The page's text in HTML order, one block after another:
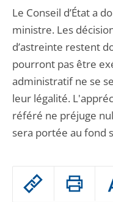
Passer
Le Conseil d’État a
ministre. Les
d’astreinte restent
pourront pas être
administratif ne se
leur légalité.
référé ne préjuge
sera portée au fond